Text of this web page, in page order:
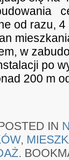
od razu, 4
w
po
200 m
IN
,
.